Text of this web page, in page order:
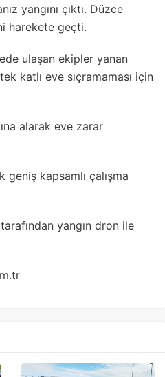
yangını çıktı. Düzce
harekete geçti.
ulaşan ekipler yanan
katlı eve sıçramaması için
alarak eve zarar
geniş kapsamlı çalışma
yangın dron ile